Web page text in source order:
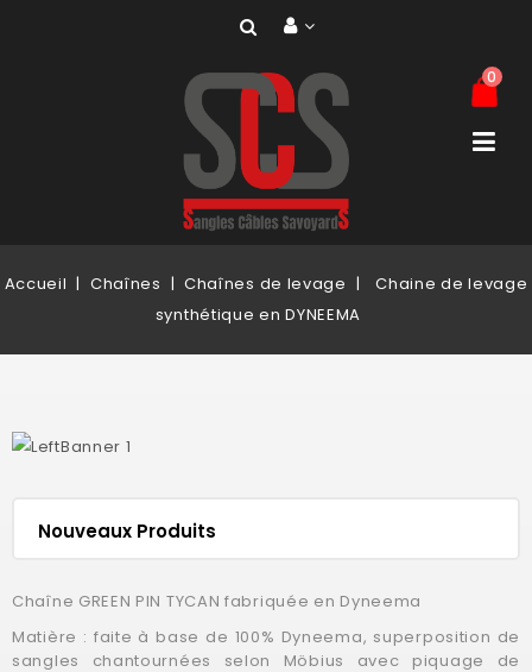
0
Accueil Chaînes Chaînes de levage
Chaine de levage
synthétique en DYNEEMA
Nouveaux Produits
Chaîne GREEN PIN TYCAN fabriquée en Dyneema
Matière : faite à base de 100% Dyneema, superposition de
sangles chantournées selon Möbius avec piquage de